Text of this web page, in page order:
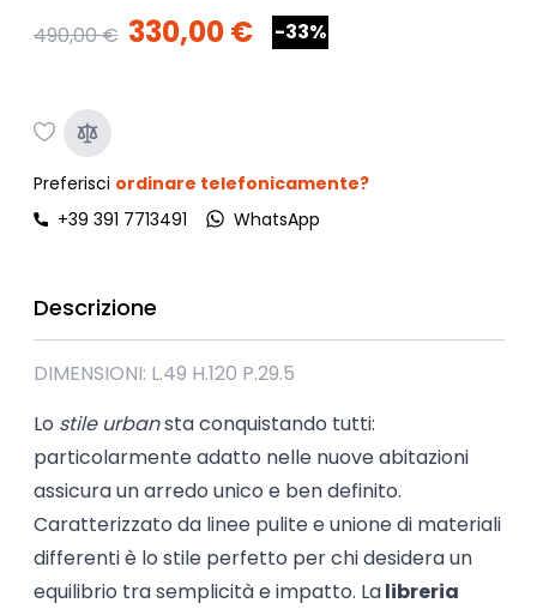
490,00 € 330,00 € -33%
Preferisci ordinare telefonicamente?
+39 391 7713491
WhatsApp
Descrizione
DIMENSIONI: L.49 H.120 P.29.5
Lo stile urbansta conquistando tutti:
particolarmente adatto nelle nuove abitazioni
assicura un arredo unico e ben definito.
Caratterizzato da linee pulite e unione di materiali
differenti è lo stile perfetto per chi desidera un
equilibrio tra semplicità e impatto. Lalibreria